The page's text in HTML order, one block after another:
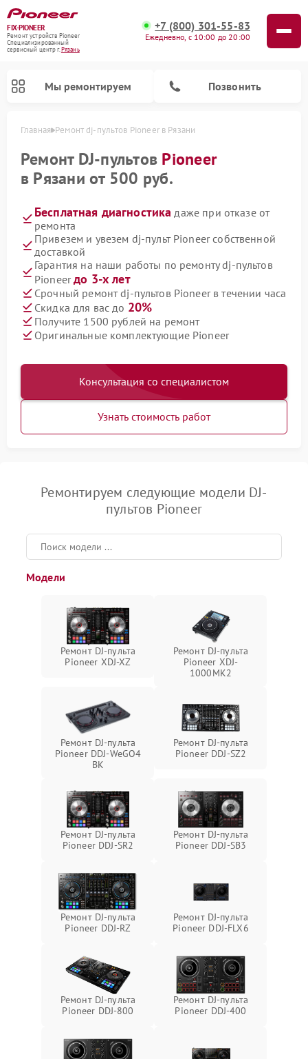
FIX-PIONEER
Ремонт устройств Pioneer
Специализированный
cервисный центр г.Рязань
+7 (800) 301-55-83
Ежедневно, с 10:00 до 20:00
Мы ремонтируем Позвонить
Главная Ремонт dj-пультов Pioneer в Рязани
Ремонт DJ-пультов Pioneer
в Рязани от 500 руб.
Бесплатная диагностика даже при отказе от
ремонта
Привезем и увезем dj-пульт Pioneer собственной
доставкой
Гарантия на наши работы по ремонту dj-пультов
Pioneerдо 3-х лет
Срочный ремонт dj-пультов Pioneer в течении часа
Скидка для вас до 20%
Получите 1500 рублей на ремонт
Оригинальные комплектующие Pioneer
Консультация со специалистом
Узнать стоимость работ
Ремонтируем следующие модели DJ-
пультов Pioneer
Модели
Ремонт DJ-пульта
Pioneer XDJ-XZ
Ремонт DJ-пульта
Pioneer XDJ-
1000MK2
Ремонт DJ-пульта
Pioneer DDJ-WeGO4
BK
Ремонт DJ-пульта
Pioneer DDJ-SZ2
Ремонт DJ-пульта
Pioneer DDJ-SR2
Ремонт DJ-пульта
Pioneer DDJ-SB3
Ремонт DJ-пульта
Pioneer DDJ-RZ
Ремонт DJ-пульта
Pioneer DDJ-FLX6
Ремонт DJ-пульта
Pioneer DDJ-800
Ремонт DJ-пульта
Pioneer DDJ-400